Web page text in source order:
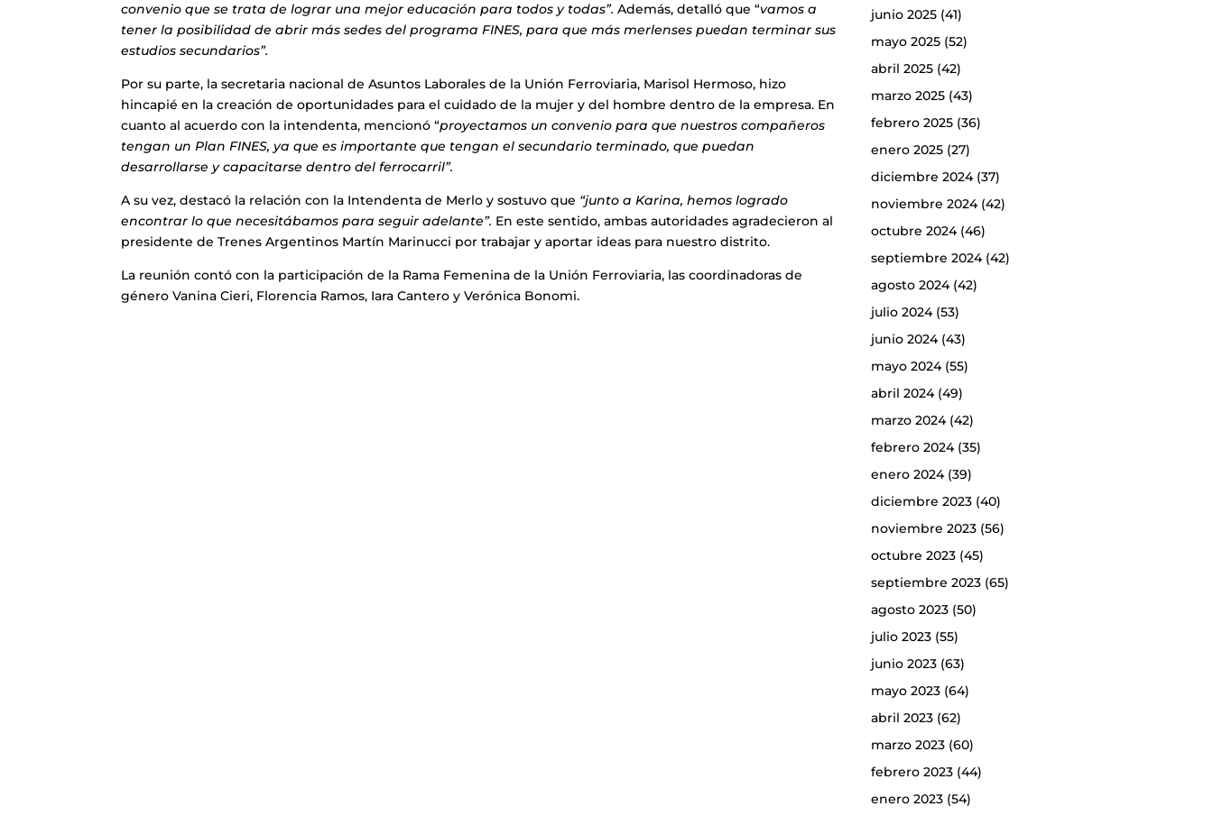
convenio que se trata de lograr una mejor educación para todos y todas”.Además, detalló que “vamos a
tener la posibilidad de abrir más sedes del programa FINES, para que más merlenses puedan terminar sus
estudios secundarios”.
Por su parte, la secretaria nacional de Asuntos Laborales de la Unión Ferroviaria, Marisol Hermoso, hizo
hincapié en la creación de oportunidades para el cuidado de la mujer y del hombre dentro de la empresa. En
cuanto al acuerdo con la intendenta, mencionó “proyectamos un convenio para que nuestros compañeros
tengan un Plan FINES, ya que es importante que tengan el secundario terminado, que puedan
desarrollarse y capacitarse dentro del ferrocarril”.
A su vez, destacó la relación con la Intendenta de Merlo y sostuvo que “junto a Karina, hemos logrado
encontrar lo que necesitábamos para seguir adelante”. En este sentido, ambas autoridades agradecieron al
presidente de Trenes Argentinos Martín Marinucci por trabajar y aportar ideas para nuestro distrito.
La reunión contó con la participación de la Rama Femenina de la Unión Ferroviaria, las coordinadoras de
género Vanina Cieri, Florencia Ramos, Iara Cantero y Verónica Bonomi.
junio 2025(41)
mayo 2025(52)
abril 2025(42)
marzo 2025(43)
febrero 2025(36)
enero 2025(27)
diciembre 2024(37)
noviembre 2024(42)
octubre 2024(46)
septiembre 2024(42)
agosto 2024(42)
julio 2024(53)
junio 2024(43)
mayo 2024(55)
abril 2024(49)
marzo 2024(42)
febrero 2024(35)
enero 2024(39)
diciembre 2023(40)
noviembre 2023(56)
octubre 2023(45)
septiembre 2023(65)
agosto 2023(50)
julio 2023(55)
junio 2023(63)
mayo 2023(64)
abril 2023(62)
marzo 2023(60)
febrero 2023(44)
enero 2023(54)